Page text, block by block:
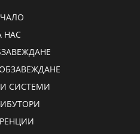
НАС
СИСТЕМИ